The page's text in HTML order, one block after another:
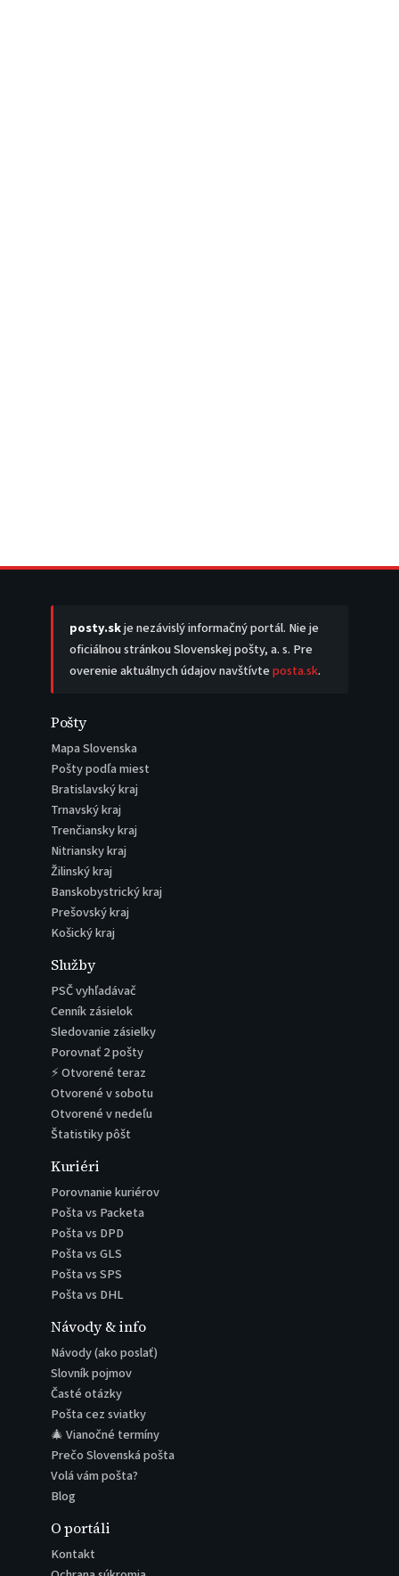
posty.skje nezávislý informačný portál. Nie je
oficiálnou stránkou Slovenskej pošty, a. s. Pre
overenie aktuálnych údajov navštívteposta.sk.
Pošty
Mapa Slovenska
Pošty podľa miest
Bratislavský kraj
Trnavský kraj
Trenčiansky kraj
Nitriansky kraj
Žilinský kraj
Banskobystrický kraj
Prešovský kraj
Košický kraj
Služby
PSČ vyhľadávač
Cenník zásielok
Sledovanie zásielky
Porovnať 2 pošty
⚡ Otvorené teraz
Otvorené v sobotu
Otvorené v nedeľu
Štatistiky pôšt
Kuriéri
Porovnanie kuriérov
Pošta vs Packeta
Pošta vs DPD
Pošta vs GLS
Pošta vs SPS
Pošta vs DHL
Návody & info
Návody (ako poslať)
Slovník pojmov
Časté otázky
Pošta cez sviatky
🎄 Vianočné termíny
Prečo Slovenská pošta
Volá vám pošta?
Blog
O portáli
Kontakt